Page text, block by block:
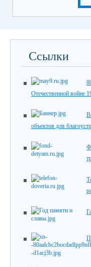
Ссылки
Отечественной войне
объектов для